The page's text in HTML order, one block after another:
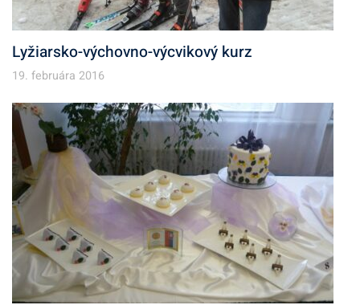
Lyžiarsko-výchovno-výcvikový kurz
19. februára 2016